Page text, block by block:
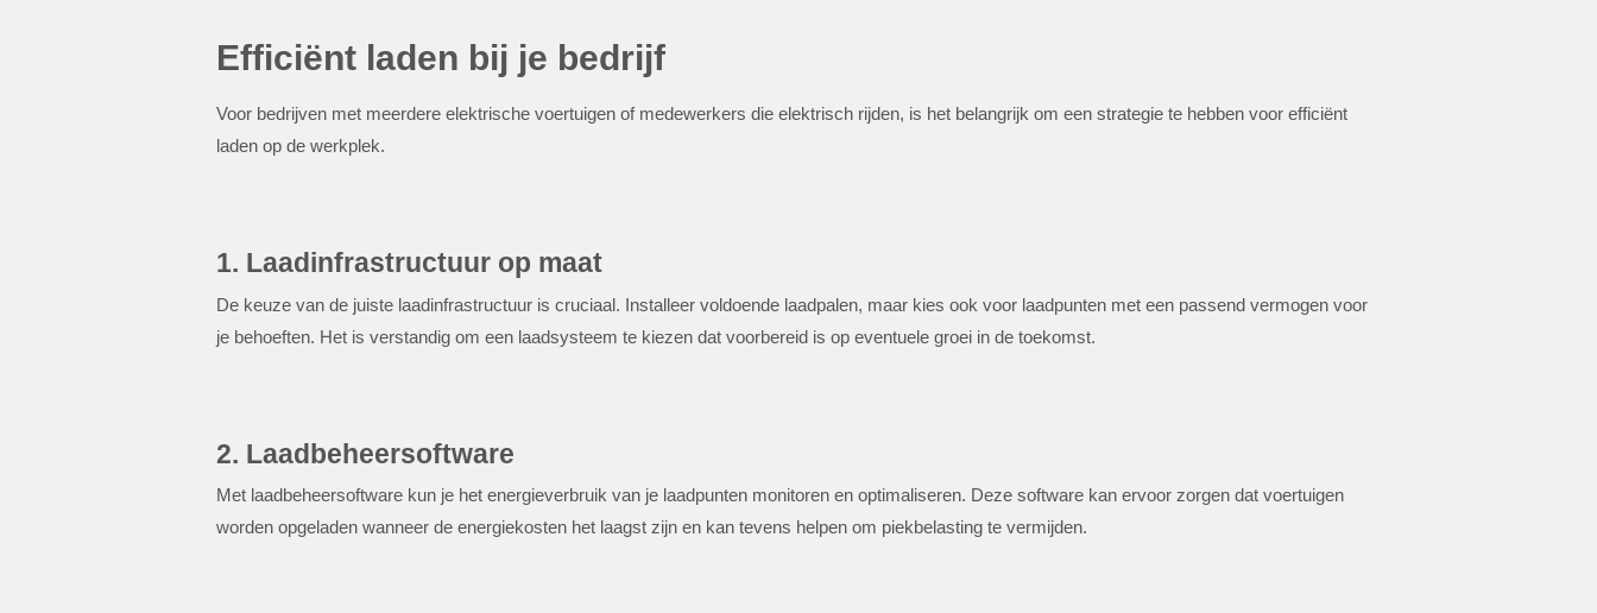
Efficiënt laden bij je bedrijf
Voor bedrijven met meerdere elektrische voertuigen of medewerkers die elektrisch rijden, is het belangrijk om een strategie te hebben voor efficiënt
laden op de werkplek.
1. Laadinfrastructuur op maat
De keuze van de juiste laadinfrastructuur is cruciaal. Installeer voldoende laadpalen, maar kies ook voor laadpunten met een passend vermogen voor
je behoeften. Het is verstandig om een laadsysteem te kiezen dat voorbereid is op eventuele groei in de toekomst.
2. Laadbeheersoftware
Met laadbeheersoftware kun je het energieverbruik van je laadpunten monitoren en optimaliseren. Deze software kan ervoor zorgen dat voertuigen
worden opgeladen wanneer de energiekosten het laagst zijn en kan tevens helpen om piekbelasting te vermijden.